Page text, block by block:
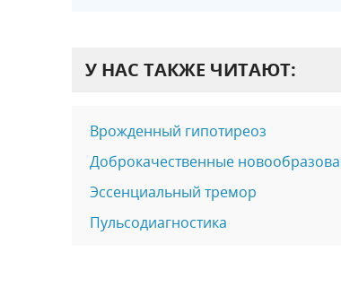
У НАС ТАКЖЕ ЧИТАЮТ:
Врожденный гипотиреоз
Доброкачественные
Эссенциальный тремор
Пульсодиагностика